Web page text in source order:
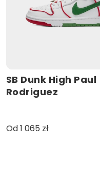
SB Dunk High Paul
Rodriguez
Od 1 065 zł